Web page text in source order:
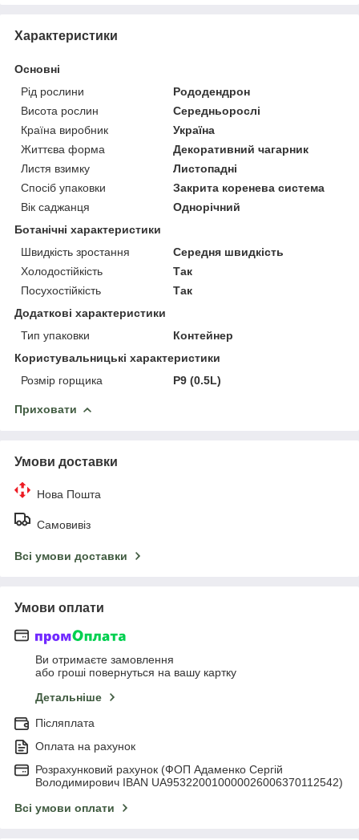
Характеристики
Основні
Рід рослини
Рододендрон
Висота рослин
Середньорослі
Країна виробник
Україна
Життєва форма
Декоративний чагарник
Листя взимку
Листопадні
Спосіб упаковки
Закрита коренева система
Вік саджанця
Однорічний
Ботанічні характеристики
Швидкість зростання
Середня швидкість
Холодостійкість
Так
Посухостійкість
Так
Додаткові характеристики
Тип упаковки
Контейнер
Користувальницькі характеристики
Розмір горщика
P9 (0.5L)
Приховати
Умови доставки
Нова Пошта
Самовивіз
Всі умови доставки
Умови оплати
Ви отримаєте замовлення
або гроші повернуться на вашу картку
Детальніше
Післяплата
Оплата на рахунок
Розрахунковий рахунок (ФОП Адаменко Сергій
Володимирович IBAN UA953220010000026006370112542)
Всі умови оплати